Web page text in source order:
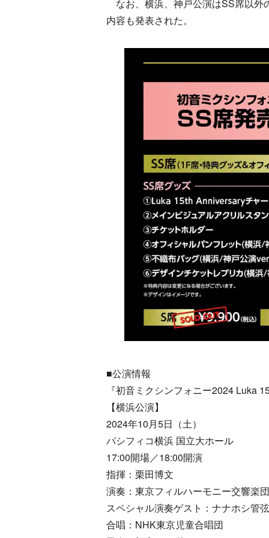
なお、横浜、神戸公演はSS席以外
内容も発表された。
■公演情報
『初音ミクシンフォニー2024 Luka
【横浜公演】
2024年10月5日（土）
パシフィコ横浜 国立大ホール
17:00開場／18:00開演
指揮：栗田博文
演奏：東京フィルハーモニー交響楽団
スペシャル演奏ゲスト：ナナホシ管
合唱：NHK東京児童合唱団